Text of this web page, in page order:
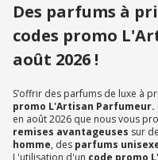
Des parfums à
codes promo
août 2026 !
S’offrir des parfums de luxe à
promo L'Artisan Parfumeur.
en août 2026 que nous vous
remises avantageuses sur
homme, des parfums